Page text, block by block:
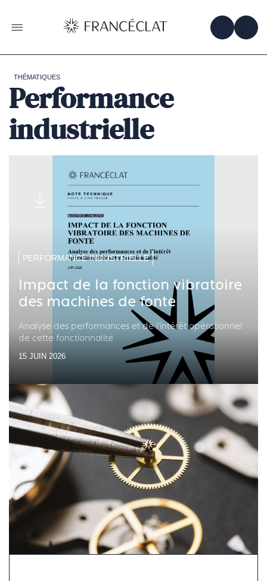
la
page
de
OBTENIR
THÉMATIQUES
Performance
industrielle
PERFORMANCE INDUSTRIELLE
Impact de la fonction vibratoire
des machines de fonte
Analyse des performances et de l’intérêt opérationnel
de cette fonctionnalité
15 JUIN 2026